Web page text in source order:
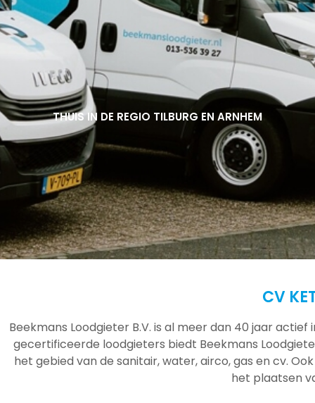
THUIS IN DE REGIO TILBURG EN ARNHEM
THUIS IN DE REGIO TILBURG EN ARNHEM
THUIS IN DE REGIO TILBURG EN ARNHEM
CV
Beekmans Loodgieter B.V. is al meer dan 40 jaar
gecertificeerde loodgieters biedt Beekmans
het gebied van de sanitair, water, airco, gas en cv.
het plaatsen